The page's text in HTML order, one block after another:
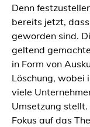
Denn
bereits jetzt,
geworden sind.
geltend
in Form von
Löschung, wobei
viele
Umsetzung
Fokus auf das